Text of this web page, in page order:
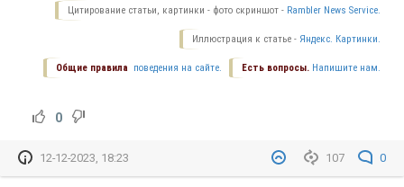
Цитирование статьи, картинки - фото скриншот - Rambler News Service.
Иллюстрация к статье - Яндекс. Картинки.
Есть вопросы. Напишите нам.
Общие правила поведения на сайте.
0
107 0
12-12-2023, 18:23